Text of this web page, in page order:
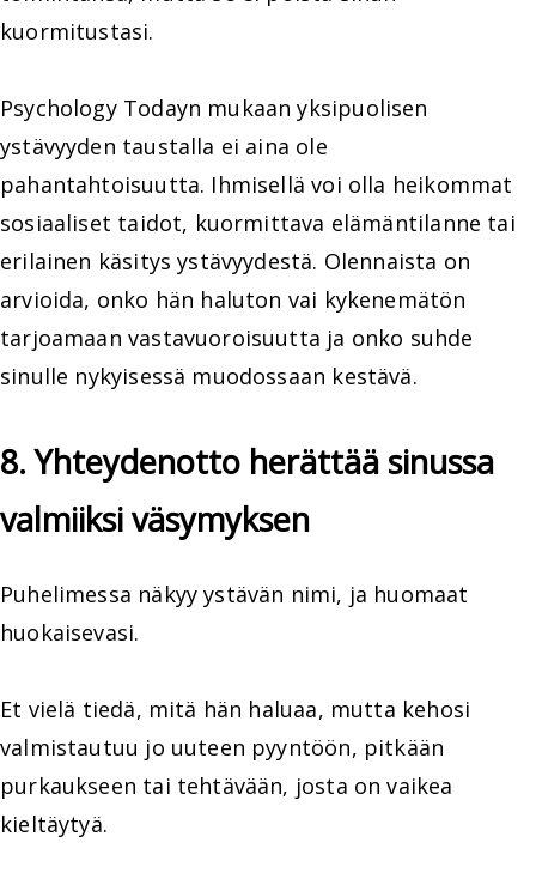
kuormitustasi.
Psychology Todayn mukaan yksipuolisen
ystävyyden taustalla ei aina ole
pahantahtoisuutta. Ihmisellä voi olla heikommat
sosiaaliset taidot, kuormittava elämäntilanne tai
erilainen käsitys ystävyydestä. Olennaista on
arvioida, onko hän haluton vai kykenemätön
tarjoamaan vastavuoroisuutta ja onko suhde
sinulle nykyisessä muodossaan kestävä.
8. Yhteydenotto herättää sinussa
valmiiksi väsymyksen
Puhelimessa näkyy ystävän nimi, ja huomaat
huokaisevasi.
Et vielä tiedä, mitä hän haluaa, mutta kehosi
valmistautuu jo uuteen pyyntöön, pitkään
purkaukseen tai tehtävään, josta on vaikea
kieltäytyä.